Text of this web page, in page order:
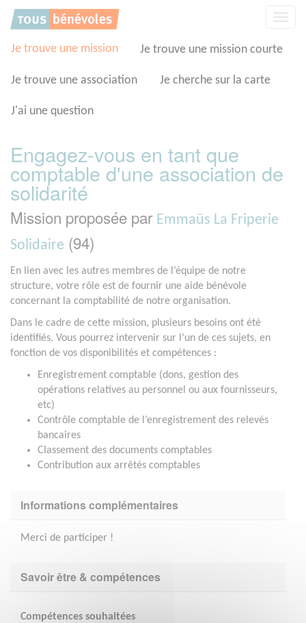
Je trouve une mission Je trouve une mission courte
Je trouve une association Je cherche sur la carte
J'ai une question
Engagez-vous en tant que
comptable d'une association de
solidarité
Mission proposée par Emmaüs La Friperie
Solidaire (94)
En lien avec les autres membres de l’équipe de notre
structure, votre rôle est de fournir une aide bénévole
concernant la comptabilité de notre organisation.
Dans le cadre de cette mission, plusieurs besoins ont été
identifiés. Vous pourrez intervenir sur l’un de ces sujets, en
fonction de vos disponibilités et compétences :
Enregistrement comptable (dons, gestion des
opérations relatives au personnel ou aux fournisseurs,
etc)
Contrôle comptable de l’enregistrement des relevés
bancaires
Classement des documents comptables
Contribution aux arrêtés comptables
Informations complémentaires
Merci de participer !
Savoir être & compétences
Compétences souhaitées
Panneau de gestion des cookies